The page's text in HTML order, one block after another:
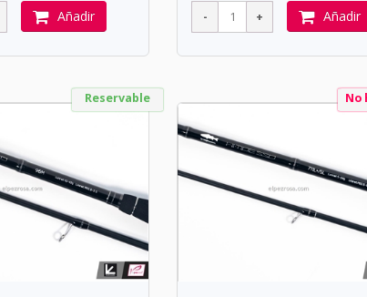
Añadir Añadir
Reservable No